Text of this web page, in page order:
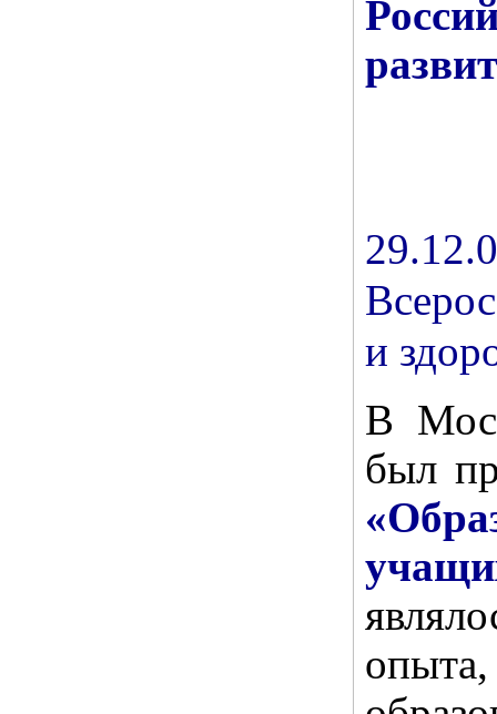
и
В
был